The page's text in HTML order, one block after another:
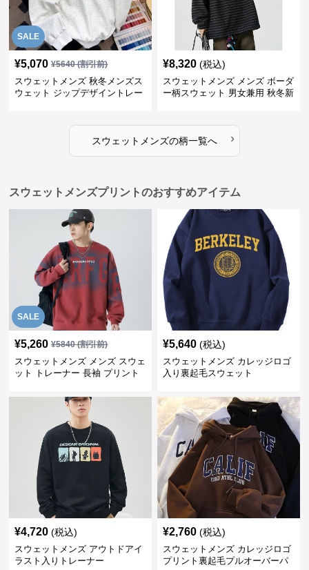
SALE
¥5,070 ¥5640(割引前)
スウェットメンズ 秋冬メンズス
ウェット ジップデザイントレー
¥8,320 (税込)
スウェットメンズ メンズ ボーダ
ー柄スウェット 男女兼用 秋冬新
スウェットメンズの柄一覧へ ›
スウェットメンズプリントのおすすめアイテム
SALE
¥5,260 ¥5840(割引前)
スウェットメンズ メンズ スウェ
ット トレーナー 長袖 プリント
¥5,640 (税込)
スウェットメンズ カレッジロゴ
入り裏起毛スウェット
¥4,720 (税込)
スウェットメンズ アウトドアイ
ラスト入りトレーナー
¥2,760 (税込)
スウェットメンズ カレッジロゴ
プリント裏起毛プルオーバーパ